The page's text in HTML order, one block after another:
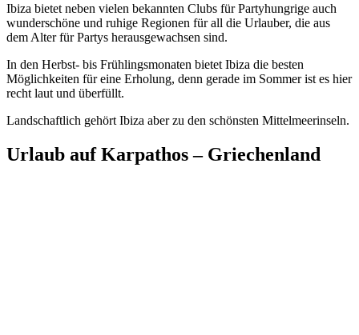
Ibiza bietet neben vielen bekannten Clubs für Partyhungrige auch
wunderschöne und ruhige Regionen für all die Urlauber, die aus
dem Alter für Partys herausgewachsen sind.
In den Herbst- bis Frühlingsmonaten bietet Ibiza die besten
Möglichkeiten für eine Erholung, denn gerade im Sommer ist es hier
recht laut und überfüllt.
Landschaftlich gehört Ibiza aber zu den schönsten Mittelmeerinseln.
Urlaub auf Karpathos – Griechenland